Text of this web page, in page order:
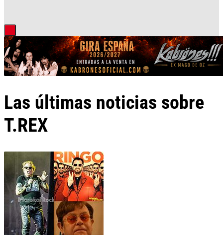
Las últimas noticias sobre
T.REX